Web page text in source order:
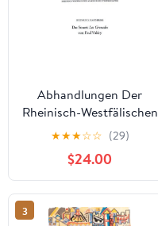
Abhandlungen Der
Rheinisch-Westfälischen
Das Sonett Les
Grenades Von Paul
Valéry, Book 46,
(Paperback)
★★★☆☆ (29)
$24.00
3